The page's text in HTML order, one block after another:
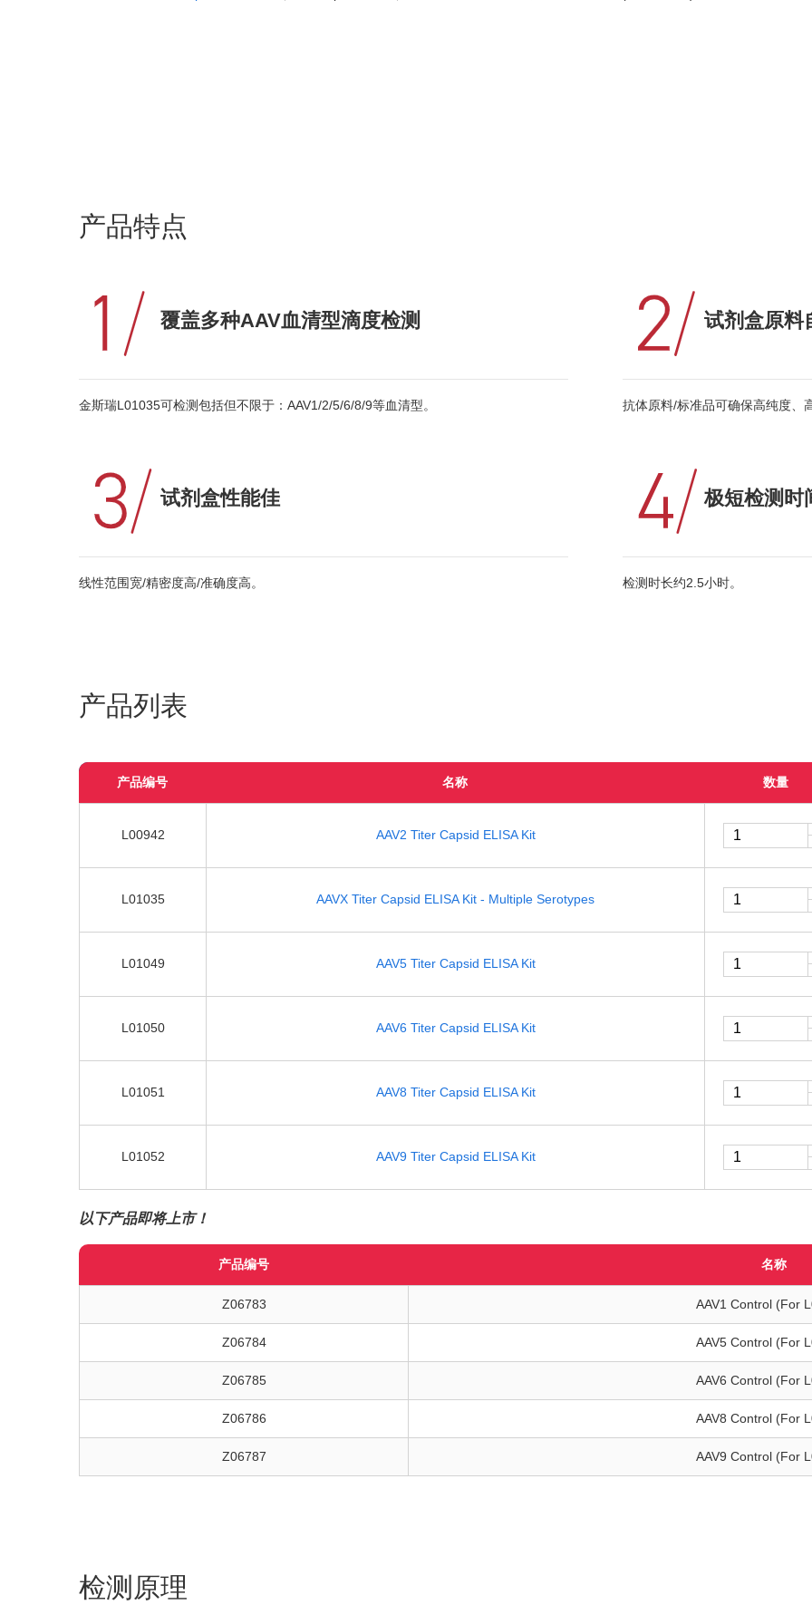
产品特点
覆盖多种AAV血清型滴度检测
金斯瑞L01035可检测包括但不限于：AAV1/2/5/6/8/9等血清型。
试剂盒原料
抗体原料/标准品可确保高纯度、
试剂盒性能佳
线性范围宽/精密度高/准确度高。
极短检测时
检测时长约2.5小时。
产品列表
产品编号 名称 数量
L00942 AAV2 Titer Capsid ELISA Kit
L01035 AAVX Titer Capsid ELISA Kit - Multiple Serotypes
L01049 AAV5 Titer Capsid ELISA Kit
L01050 AAV6 Titer Capsid ELISA Kit
L01051 AAV8 Titer Capsid ELISA Kit
L01052 AAV9 Titer Capsid ELISA Kit
以下产品即将上市！
产品编号 名称
Z06783 AAV1 Control (For
Z06784 AAV5 Control (For
Z06785 AAV6 Control (For
Z06786 AAV8 Control (For
Z06787 AAV9 Control (For
检测原理